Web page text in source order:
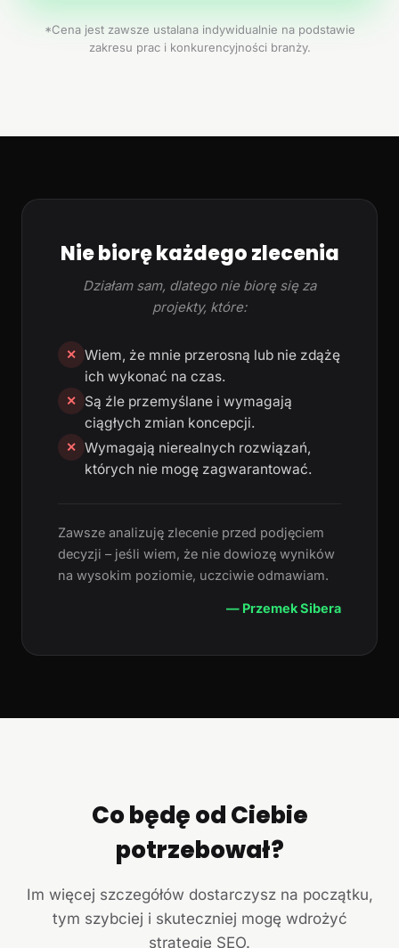
*Cena jest zawsze ustalana indywidualnie na podstawie
zakresu prac i konkurencyjności branży.
Nie biorę każdego zlecenia
Działam sam, dlatego nie biorę się za
projekty, które:
✕ Wiem, że mnie przerosną lub nie zdążę
ich wykonać na czas.
✕
Są źle przemyślane i wymagają
ciągłych zmian koncepcji.
✕ Wymagają nierealnych rozwiązań,
których nie mogę zagwarantować.
Zawsze analizuję zlecenie przed podjęciem
decyzji – jeśli wiem, że nie dowiozę wyników
na wysokim poziomie, uczciwie odmawiam.
— Przemek Sibera
Co będę od Ciebie
potrzebował?
Im więcej szczegółów dostarczysz na początku,
tym szybciej i skuteczniej mogę wdrożyć
strategię SEO.